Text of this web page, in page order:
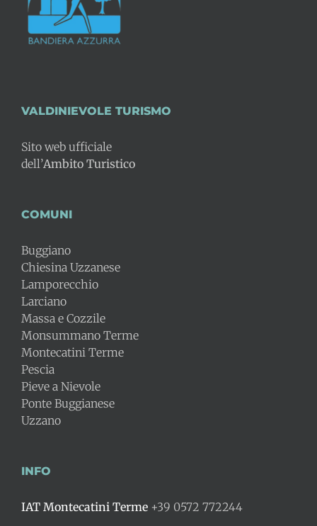
VALDINIEVOLE TURISMO
Sito web ufficiale
dell’Ambito Turistico
COMUNI
Buggiano
Chiesina Uzzanese
Lamporecchio
Larciano
Massa e Cozzile
Monsummano Terme
Montecatini Terme
Pescia
Pieve a Nievole
Ponte Buggianese
Uzzano
INFO
IAT Montecatini Terme +39 0572 772244